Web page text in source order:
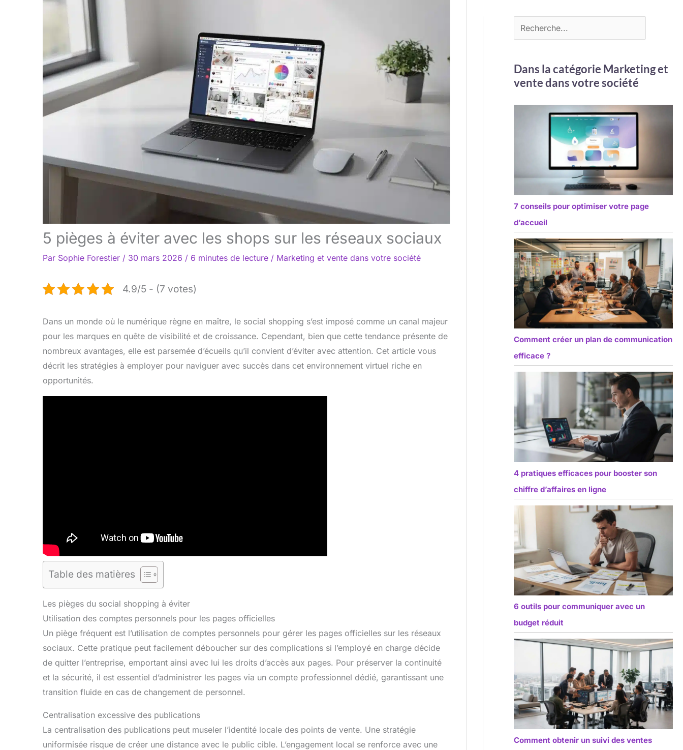
5 pièges à éviter avec les shops sur les réseaux sociaux
Par Sophie Forestier / 30 mars 2026 / 6 minutes de lecture / Marketing et vente dans votre société
4.9/5 - (7 votes)
Dans un monde où le numérique règne en maître, le social shopping s’est imposé comme un canal majeur
pour les marques en quête de visibilité et de croissance. Cependant, bien que cette tendance présente de
nombreux avantages, elle est parsemée d’écueils qu’il convient d’éviter avec attention. Cet article vous
décrit les stratégies à employer pour naviguer avec succès dans cet environnement virtuel riche en
opportunités.
Table des matières
Les pièges du social shopping à éviter
Utilisation des comptes personnels pour les pages officielles
Un piège fréquent est l’utilisation de comptes personnels pour gérer les pages officielles sur les réseaux
sociaux. Cette pratique peut facilement déboucher sur des complications si l’employé en charge décide
de quitter l’entreprise, emportant ainsi avec lui les droits d’accès aux pages. Pour préserver la continuité
et la sécurité, il est essentiel d’administrer les pages via un compte professionnel dédié, garantissant une
transition fluide en cas de changement de personnel.
Centralisation excessive des publications
La centralisation des publications peut museler l’identité locale des points de vente. Une stratégie
uniformisée risque de créer une distance avec le public cible. L’engagement local se renforce avec une
Dans la catégorie Marketing et
vente dans votre société
7 conseils pour optimiser votre page
d’accueil
Comment créer un plan de communication
efficace ?
4 pratiques efficaces pour booster son
chiffre d’affaires en ligne
6 outils pour communiquer avec un
budget réduit
Comment obtenir un suivi des ventes